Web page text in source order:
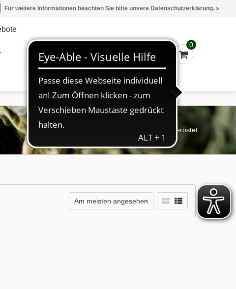
Marken Kasse - €0,00 Anmelden
0
geröstet
Am meisten angesehen
Für weitere Informationen beachten Sie bitte unsere Datenschutzerklärung. »